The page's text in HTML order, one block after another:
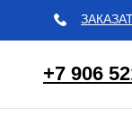
+7 906